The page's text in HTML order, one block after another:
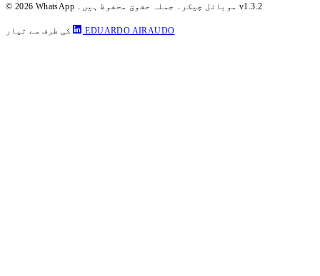
© 2026 WhatsApp موبائل چیکر۔ جملہ حقوق محفوظ ہیں۔v1.3.2
کی طرف سے تیار EDUARDO AIRAUDO